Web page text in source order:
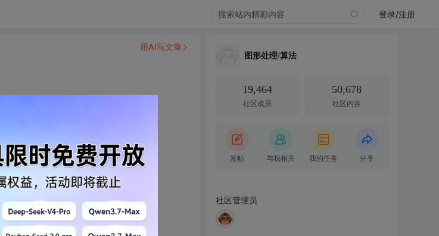
登录/注册
用AI写文章
图形处理/算法
19,464
社区成员
50,678
社区内容
发帖 与我相关 我的任务 分享
社区管理员